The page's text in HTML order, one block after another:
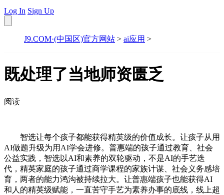
Log In Sign Up
J9.COM·(中国区)官方网站 > ai应用 >
既处理了当地师资匮乏
阅读
智选让每个孩子都能获得精英级的价值成长。让孩子从用
AI做题升级为用AI学会进修。普惠端的孩子通过教育、社会
公益实践，智选以AI和素养的双轮驱动，不是AI的手艺迭
代，精英家庭的孩子通过商学课程的家族计谋、社会义务感培
育，两者的能力鸿沟被持续拉大。让普惠端孩子也能获得AI
和人的精英级赋能，一直苦守手艺为素养办事的底线，线上超